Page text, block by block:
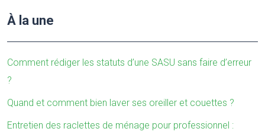
À la une
Comment rédiger les statuts d’une SASU sans faire d’erreur
?
Quand et comment bien laver ses oreiller et couettes ?
Entretien des raclettes de ménage pour professionnel :